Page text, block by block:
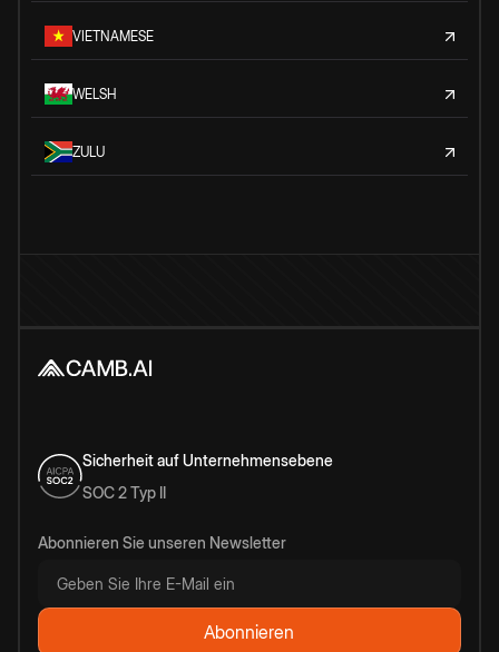
VIETNAMESE
WELSH
ZULU
Sicherheit auf Unternehmensebene
SOC 2 Typ II
Abonnieren Sie unseren Newsletter